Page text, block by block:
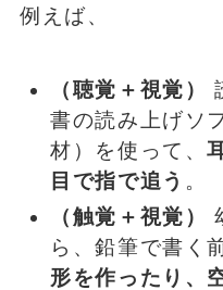
例えば、
（聴覚＋視覚）
書の読み上げソ
材）を使って、
目で指で追う 。
（触覚＋視覚）
ら、鉛筆で書く
形を作ったり、